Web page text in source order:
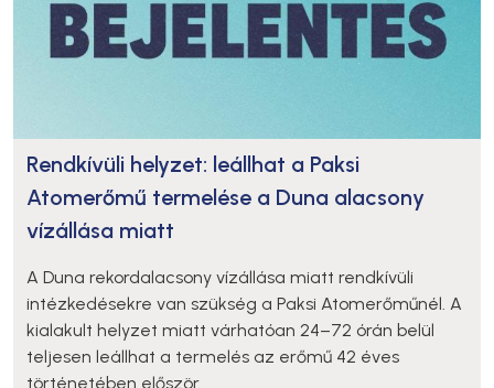
Rendkívüli helyzet: leállhat a Paksi
Atomerőmű termelése a Duna alacsony
vízállása miatt
A Duna rekordalacsony vízállása miatt rendkívüli
intézkedésekre van szükség a Paksi Atomerőműnél. A
kialakult helyzet miatt várhatóan 24–72 órán belül
teljesen leállhat a termelés az erőmű 42 éves
történetében először.